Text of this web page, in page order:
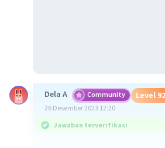
Dela A Community Level 92
26 Desember 2023 12:20
Jawaban terverifikasi